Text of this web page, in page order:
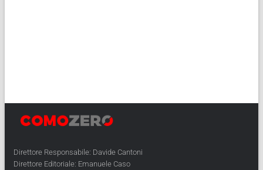
Direttore Responsabile: Davide Cantoni
Direttore Editoriale: Emanuele Caso